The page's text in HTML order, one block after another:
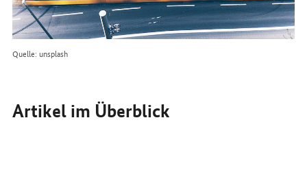
Quelle: unsplash
Artikel im Überblick